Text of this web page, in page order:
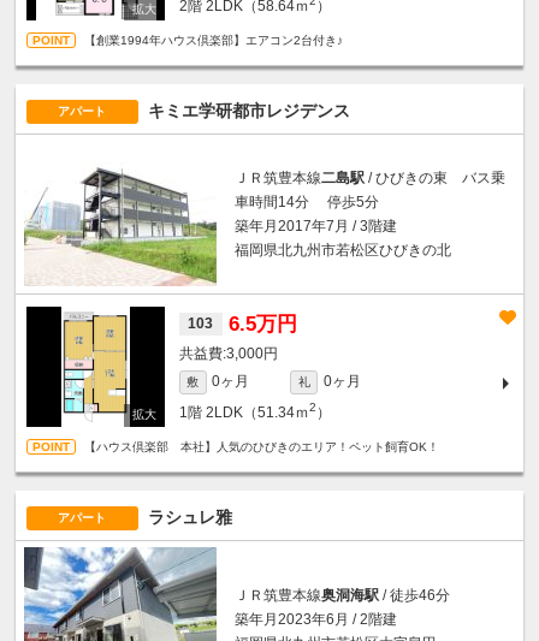
2階 2LDK（58.64ｍ ）
【創業1994年ハウス倶楽部】エアコン2台付き♪
アパート キミエ学研都市レジデンス
ＪＲ筑豊本線二島駅 / ひびきの東 バス乗
車時間14分 停歩5分
築年月2017年7月 / 3階建
福岡県北九州市若松区ひびきの北
103 6.5万円
3,000円
敷 0ヶ月 礼
0ヶ月
1階 2LDK（51.34ｍ2 ）
【ハウス倶楽部 本社】人気のひびきのエリア！ペット飼育OK！
アパート ラシュレ雅
ＪＲ筑豊本線奥洞海駅 / 徒歩46分
築年月2023年6月 / 2階建